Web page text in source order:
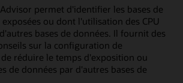
permet d'identifier les bases de
ou dont l'utilisation des CPU
bases de données. Il fournit des
sur la configuration de
de réduire le temps d'exposition ou
de données par d'autres bases de